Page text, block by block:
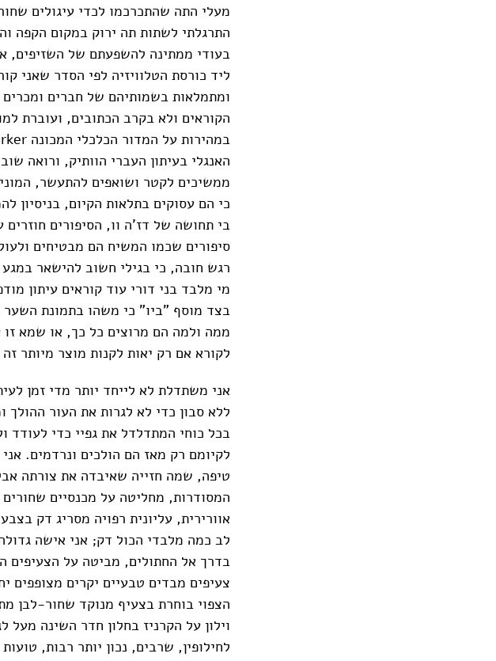
מעלי התה שהתכרכמו לכדי עיגולים
התרגלתי לשתות תה ירוק במקום הקפה
בעודי ממתינה להשפעתם של השזיפים,
ליד כורסת הטלוויזיה לפי הסדר שאני
ומתמלאות בשמותיהם של חברים
הקוראים ולא בקרב הכתובים, ועוברת
האנגלי בעיתון העברי הוותיק, ורואה
ממשיכים לקטר ושואפים להתעשר, המוני
כי הם עסוקים בתלאות הקיום, בניסיון
בי תחושה של דז'ה וו, הסיפורים
סיפורים שכמו המשיח הם מבטיחים
רגש חובה, כי בגילי חשוב להישאר
מי מלבד בני דורי עוד קוראים עיתון
בצד מוסף "ביו" כי משהו בתמונת השער
ממה ולמה הם מרוצים כל כך, או שמא זו
לקורא אם רק יאות לקנות מוצר מיותר
אני משתדלת לא לייחד יותר מדי זמן
ללא סבון כדי לא לגרות את העור
בכל כוחי המתדלדל את גפיי כדי לעודד
לקיומם רק מאז הם הולכים ונרדמים.
טיפה, שמה חזייה שאיבדה את צורתה
המסודרות, מחליטה על מכנסיים
אוורירית, עליונית רפויה מסריג דק
לב כמה מלבדי הכול דק; אני אישה
בדרך אל החתולים, מביטה על הצעיפים
צעיפים מבדים טבעיים יקרים מצופפים
הצפוי בוחרת בצעיף מנוקד שחור-לבן
וילון על הקרניז בחלון חדר השינה מעל
לחילופין, שרבים, נכון יותר רבות,